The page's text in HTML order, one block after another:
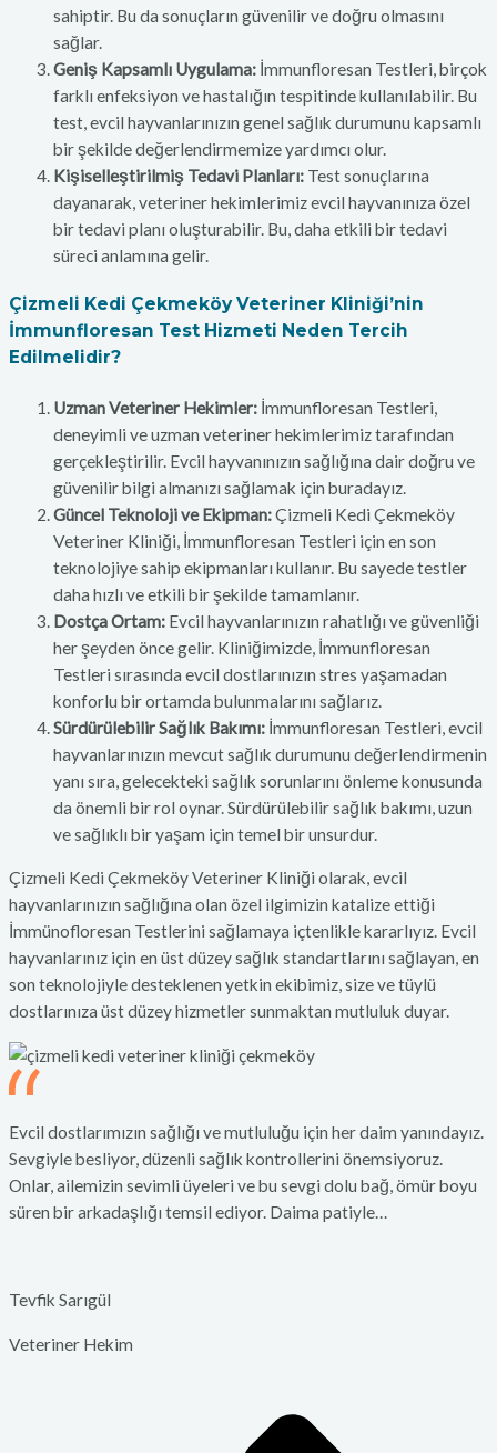
sahiptir. Bu da sonuçların güvenilir ve doğru olmasını
sağlar.
Geniş Kapsamlı Uygulama: İmmunfloresan Testleri, birçok
farklı enfeksiyon ve hastalığın tespitinde kullanılabilir. Bu
test, evcil hayvanlarınızın genel sağlık durumunu kapsamlı
bir şekilde değerlendirmemize yardımcı olur.
Kişiselleştirilmiş Tedavi Planları: Test sonuçlarına
dayanarak, veteriner hekimlerimiz evcil hayvanınıza özel
bir tedavi planı oluşturabilir. Bu, daha etkili bir tedavi
süreci anlamına gelir.
Çizmeli Kedi Çekmeköy Veteriner Kliniği’nin
İmmunfloresan Test Hizmeti Neden Tercih
Edilmelidir?
Uzman Veteriner Hekimler: İmmunfloresan Testleri,
deneyimli ve uzman veteriner hekimlerimiz tarafından
gerçekleştirilir. Evcil hayvanınızın sağlığına dair doğru ve
güvenilir bilgi almanızı sağlamak için buradayız.
Güncel Teknoloji ve Ekipman:Çizmeli Kedi Çekmeköy
Veteriner Kliniği, İmmunfloresan Testleri için en son
teknolojiye sahip ekipmanları kullanır. Bu sayede testler
daha hızlı ve etkili bir şekilde tamamlanır.
Dostça Ortam: Evcil hayvanlarınızın rahatlığı ve güvenliği
her şeyden önce gelir. Kliniğimizde, İmmunfloresan
Testleri sırasında evcil dostlarınızın stres yaşamadan
konforlu bir ortamda bulunmalarını sağlarız.
Sürdürülebilir Sağlık Bakımı: İmmunfloresan Testleri, evcil
hayvanlarınızın mevcut sağlık durumunu değerlendirmenin
yanı sıra, gelecekteki sağlık sorunlarını önleme konusunda
da önemli bir rol oynar. Sürdürülebilir sağlık bakımı, uzun
ve sağlıklı bir yaşam için temel bir unsurdur.
Çizmeli Kedi Çekmeköy Veteriner Kliniği olarak, evcil
hayvanlarınızın sağlığına olan özel ilgimizin katalize ettiği
İmmünofloresan Testlerini sağlamaya içtenlikle kararlıyız. Evcil
hayvanlarınız için en üst düzey sağlık standartlarını sağlayan, en
son teknolojiyle desteklenen yetkin ekibimiz, size ve tüylü
dostlarınıza üst düzey hizmetler sunmaktan mutluluk duyar.
Evcil dostlarımızın sağlığı ve mutluluğu için her daim yanındayız.
Sevgiyle besliyor, düzenli sağlık kontrollerini önemsiyoruz.
Onlar, ailemizin sevimli üyeleri ve bu sevgi dolu bağ, ömür boyu
süren bir arkadaşlığı temsil ediyor. Daima patiyle…
Tevfik Sarıgül
Veteriner Hekim